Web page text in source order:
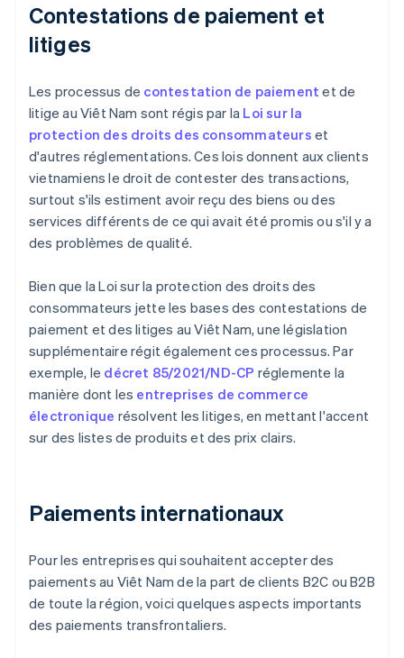
Contestations de paiement et
litiges
Les processus de contestation de paiement et de
litige au Viêt Nam sont régis par la Loi sur la
protection des droits des consommateurs et
d'autres réglementations. Ces lois donnent aux clients
vietnamiens le droit de contester des transactions,
surtout s'ils estiment avoir reçu des biens ou des
services différents de ce qui avait été promis ou s'il y a
des problèmes de qualité.
Bien que la Loi sur la protection des droits des
consommateurs jette les bases des contestations de
paiement et des litiges au Viêt Nam, une législation
supplémentaire régit également ces processus. Par
exemple, le décret 85/2021/ND-CP réglemente la
manière dont les entreprises de commerce
électronique résolvent les litiges, en mettant l'accent
sur des listes de produits et des prix clairs.
Paiements internationaux
Pour les entreprises qui souhaitent accepter des
paiements au Viêt Nam de la part de clients B2C ou B2B
de toute la région, voici quelques aspects importants
des paiements transfrontaliers.